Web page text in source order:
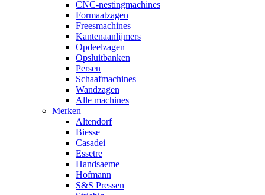
CNC-nestingmachines
Formaatzagen
Freesmachines
Kantenaanlijmers
Opdeelzagen
Opsluitbanken
Persen
Schaafmachines
Wandzagen
Alle machines
Merken
Altendorf
Biesse
Casadei
Essetre
Handsaeme
Hofmann
S&S Pressen